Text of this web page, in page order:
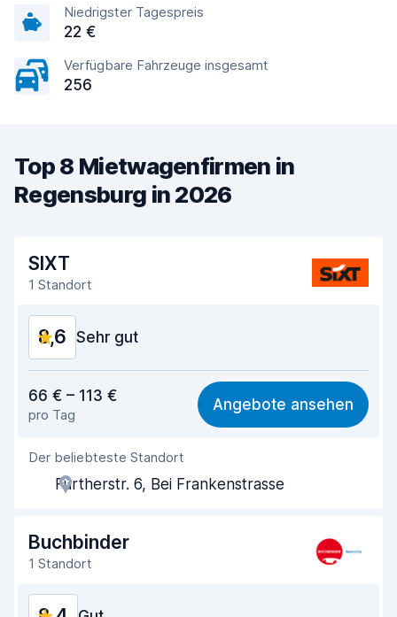
Niedrigster Tagespreis
22 €
Verfügbare Fahrzeuge insgesamt
256
Top 8 Mietwagenfirmen in
Regensburg in 2026
SIXT
1 Standort
8,6 Sehr gut
8,5
Einfach zu finden 8,2
Agenten-Hilfsbereitschaft
Schnelle Abholung
Schnelle Abgabe
66 € – 113 €
pro Tag
Angebote ansehen
Der beliebteste Standort
Furtherstr. 6, Bei Frankenstrasse
Buchbinder
1 Standort